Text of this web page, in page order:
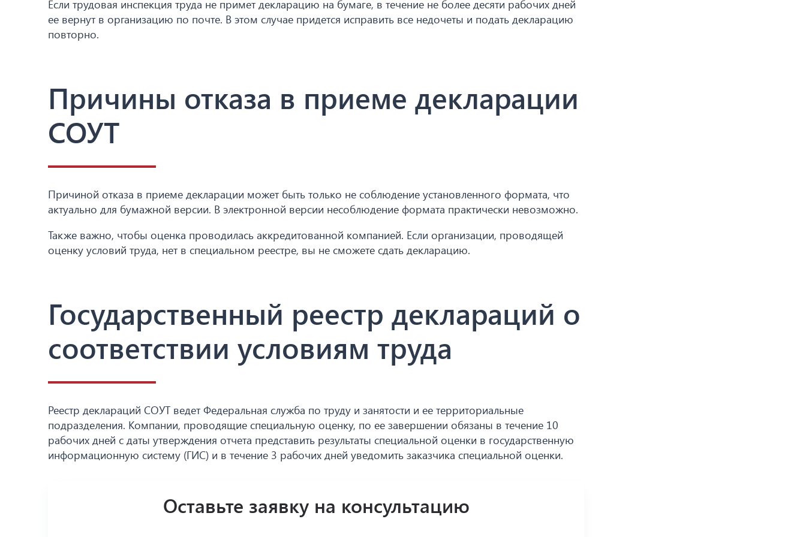
Если трудовая инспекция труда не примет декларацию на бумаге, в течение не более десяти рабочих дней
ее вернут в организацию по почте. В этом случае придется исправить все недочеты и подать декларацию
повторно.
Причины отказа в приеме декларации
СОУТ
Причиной отказа в приеме декларации может быть только не соблюдение установленного формата, что
актуально для бумажной версии. В электронной версии несоблюдение формата практически невозможно.
Также важно, чтобы оценка проводилась аккредитованной компанией. Если организации, проводящей
оценку условий труда, нет в специальном реестре, вы не сможете сдать декларацию.
Государственный реестр деклараций о
соответствии условиям труда
Реестр деклараций СОУТ ведет Федеральная служба по труду и занятости и ее территориальные
подразделения. Компании, проводящие специальную оценку, по ее завершении обязаны в течение 10
рабочих дней с даты утверждения отчета представить результаты специальной оценки в государственную
информационную систему (ГИС) и в течение 3 рабочих дней уведомить заказчика специальной оценки.
Оставьте заявку на консультацию